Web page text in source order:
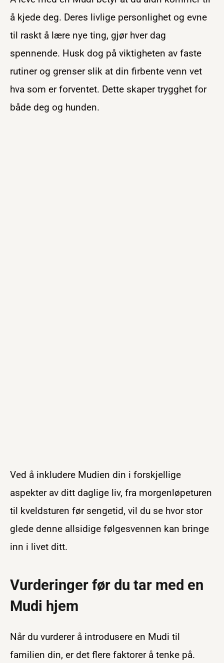
å kjede deg. Deres livlige personlighet og evne
til raskt å lære nye ting, gjør hver dag
spennende. Husk dog på viktigheten av faste
rutiner og grenser slik at din firbente venn vet
hva som er forventet. Dette skaper trygghet for
både deg og hunden.
Ved å inkludere Mudien din i forskjellige
aspekter av ditt daglige liv, fra morgenløpeturen
til kveldsturen før sengetid, vil du se hvor stor
glede denne allsidige følgesvennen kan bringe
inn i livet ditt.
Vurderinger før du tar med en
Mudi hjem
Når du vurderer å introdusere en Mudi til
familien din, er det flere faktorer å tenke på.